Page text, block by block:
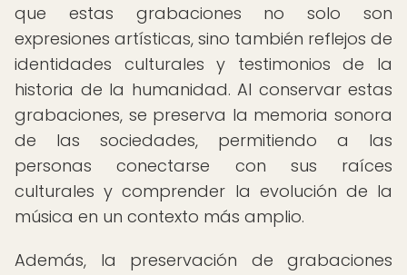
que estas grabaciones no solo son
expresiones artísticas, sino también reflejos de
identidades culturales y testimonios de la
historia de la humanidad. Al conservar estas
grabaciones, se preserva la memoria sonora
de las sociedades, permitiendo a las
personas conectarse con sus raíces
culturales y comprender la evolución de la
música en un contexto más amplio.
Además, la preservación de grabaciones